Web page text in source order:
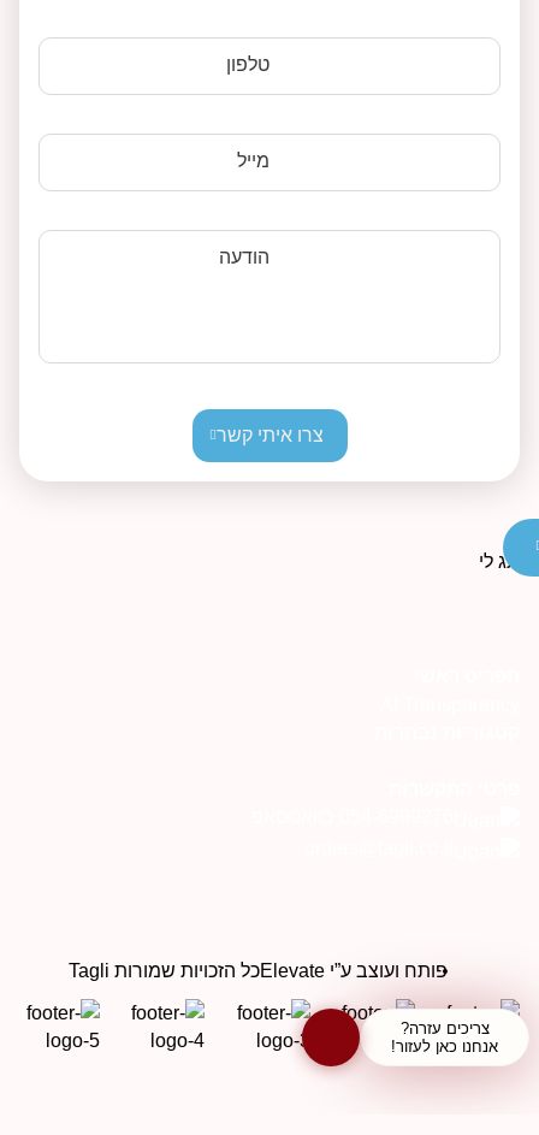
טלפון
מייל
הודעה
צרו איתי קשר
פותח ועוצב ע”י Elevate כל הזכויות שמורות Tagli
צריכים עזרה?
אנחנו כאן לעזור!